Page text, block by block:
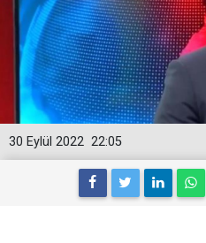
22:05
30 Eylül 2022